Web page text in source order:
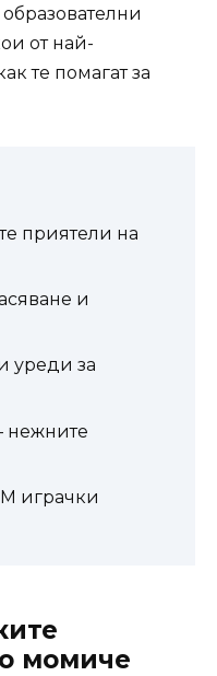
от най-
те помагат за
приятели на
и
уреди за
нежните
играчки
момиче